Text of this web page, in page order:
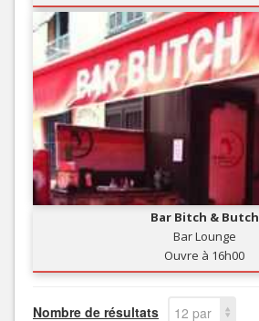
Bar Bitch & Butch
Bar Lounge
Ouvre à 16h00
Nombre de résultats
12 par